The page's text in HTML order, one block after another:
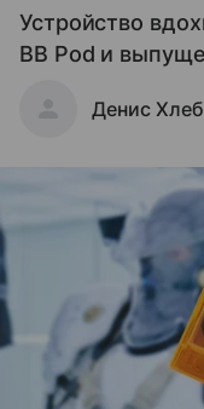
Устройство
BB Pod и
Денис